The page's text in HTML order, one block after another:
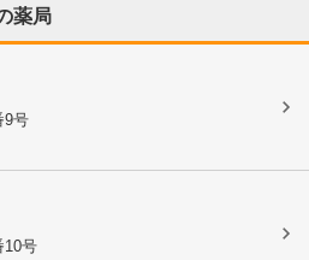
薬局
9号
10号